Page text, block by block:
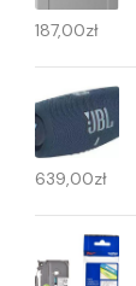
187,00zł
639,00zł